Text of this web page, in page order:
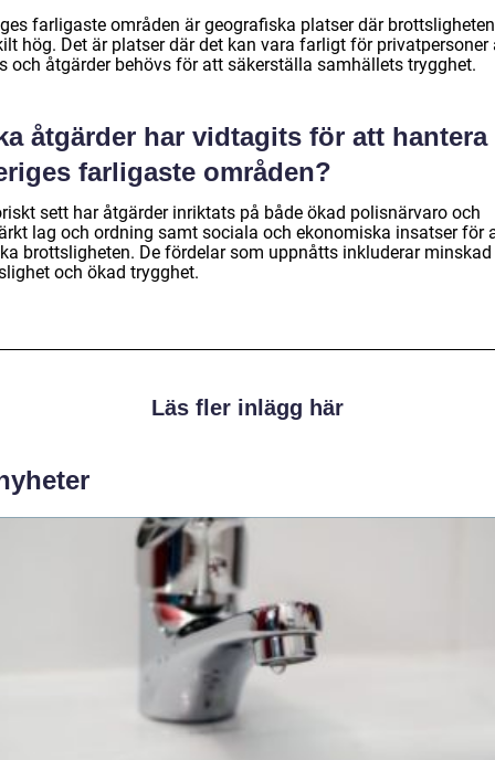
farligaste områden är geografiska platser där
hög. Det är platser där det kan vara farligt för privatpersoner
och åtgärder behövs för att säkerställa samhällets trygghet.
åtgärder har vidtagits för att hantera
farligaste områden?
sett har åtgärder inriktats på både ökad polisnärvaro och
lag och ordning samt sociala och ekonomiska insatser för
brottsligheten. De fördelar som uppnåtts inkluderar minskad
och ökad trygghet.
Läs fler inlägg här